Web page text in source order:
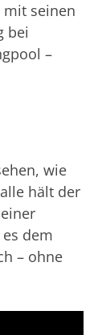
mit seinen
bei
–
wie
hält der
dem
– ohne